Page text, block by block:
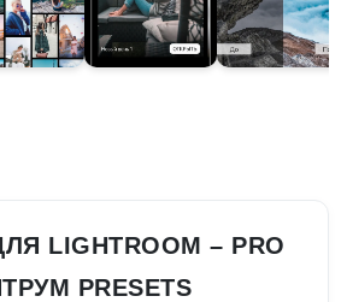
LIGHTROOM – PRO
PRESETS